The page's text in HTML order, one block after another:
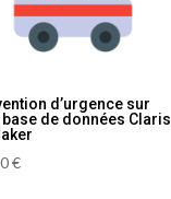
d’urgence sur
de données Claris
€